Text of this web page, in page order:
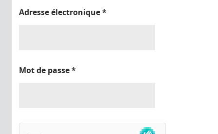
Adresse électronique*
Mot de passe*